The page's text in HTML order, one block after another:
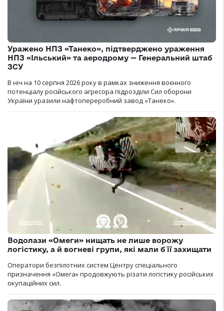
Уражено НПЗ «Танеко», підтверджено ураження
НПЗ «Ільський» та аеродрому — Генеральний штаб
ЗСУ
В ніч на 10 серпня 2026 року в рамках зниження воєнного
потенціалу російського агресора підрозділи Сил оборони
України уразили нафтопереробний завод «Танеко».
Водолази «Омеги» нищать не лише ворожу
логістику, а й вогневі групи, які мали б її захищати
Оператори безпілотних систем Центру спеціального
призначення «Омега» продовжують різати логістику російських
окупаційних сил.